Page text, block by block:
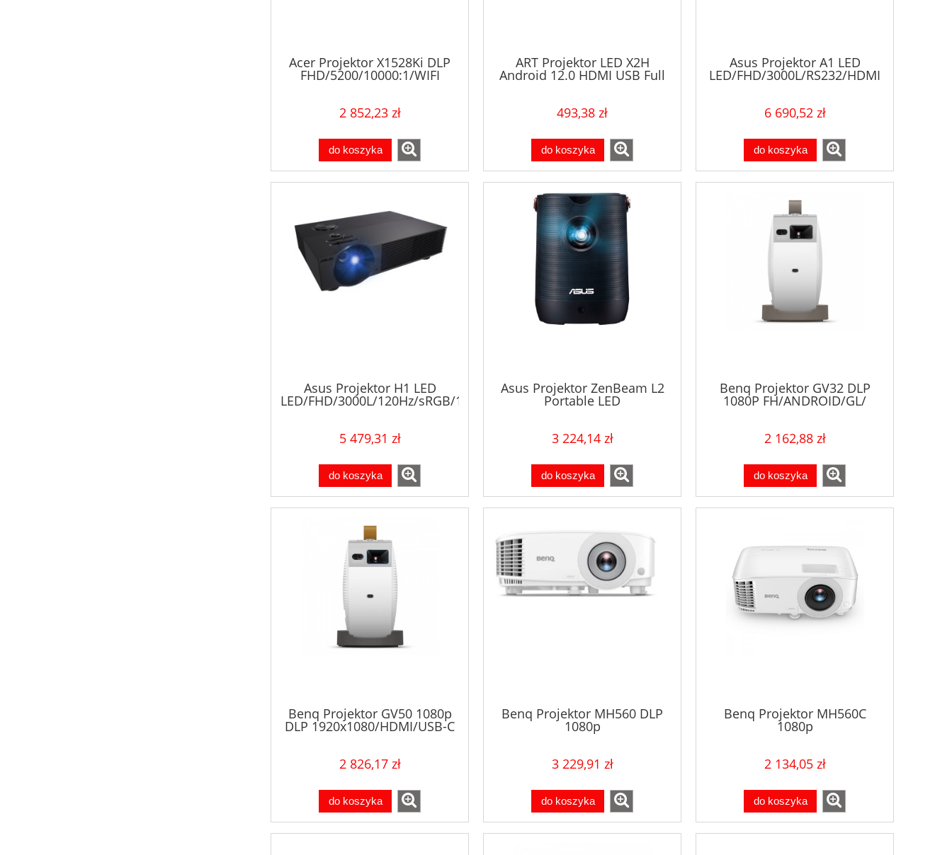
Acer Projektor X1528Ki DLP
FHD/5200/10000:1/WIFI
2 852,23 zł
do koszyka
ART Projektor LED X2H
Android 12.0 HDMI USB Full
493,38 zł
do koszyka
Asus Projektor A1 LED
LED/FHD/3000L/RS232/HDMI
6 690,52 zł
do koszyka
Asus Projektor H1 LED
LED/FHD/3000L/120Hz/sRGB/10W
output on PS5 & Xbox Series
5 479,31 zł
do koszyka
Asus Projektor ZenBeam L2
Portable LED
3 224,14 zł
do koszyka
Benq Projektor GV32 DLP
1080P FH/ANDROID/GL/
2 162,88 zł
do koszyka
Benq Projektor GV50 1080p
DLP 1920x1080/HDMI/USB-C
2 826,17 zł
do koszyka
Benq Projektor MH560 DLP
1080p
3500ANSI/20000:1/HDMI
3 229,91 zł
do koszyka
Benq Projektor MH560C
1080p
3800ANSI/15000:1/HDMI
2 134,05 zł
do koszyka